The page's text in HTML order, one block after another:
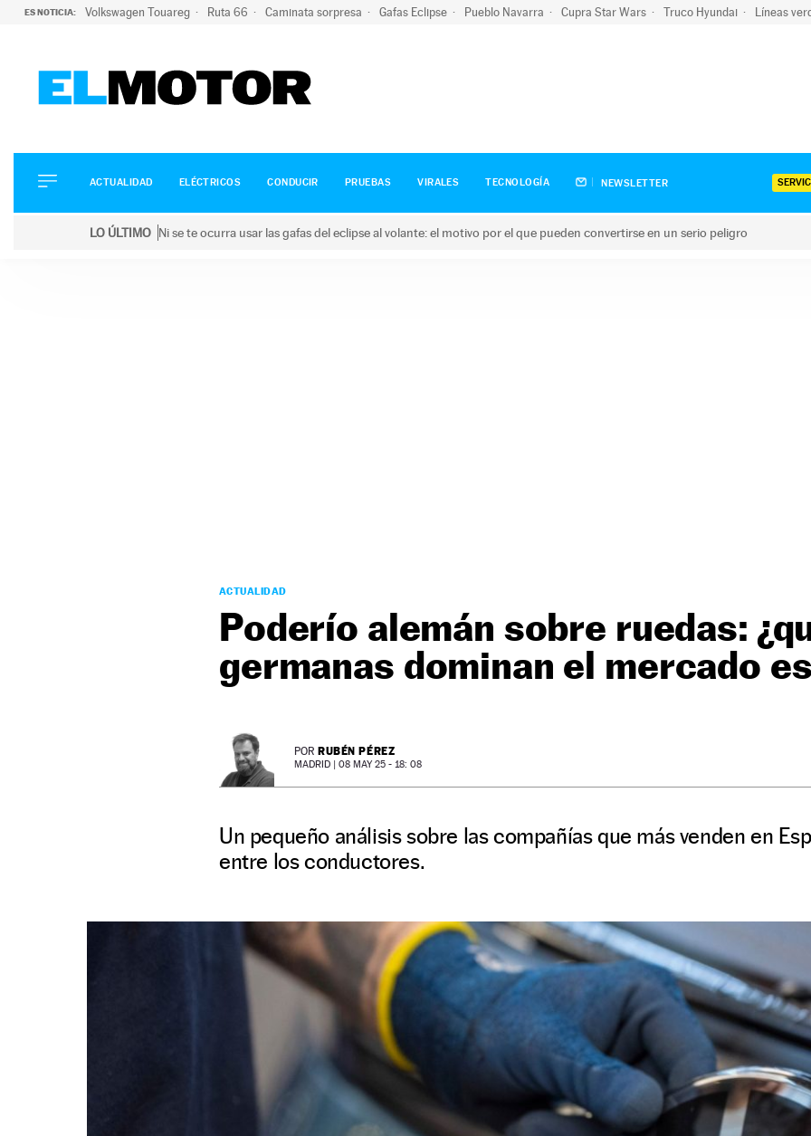
ES NOTICIA: Volkswagen Touareg Ruta 66 Caminata sorpresa Gafas Eclipse Pueblo Navarra Cupra Star Wars Truco Hyundai Líneas
ELÉCTRICOS
CONDUCIR
ACTUALIDAD ELÉCTRICOS CONDUCIR PRUEBAS VIRALES TECNOLOGÍA NEWSLETTER
LO ÚLTIMO Ni se te ocurra usar las gafas del eclipse al volante: el motivo por el que pueden convertirse en un serio peligro
ACTUALIDAD
Poderío alemán sobre ruedas:
germanas dominan el mercado
POR RUBÉN PÉREZ
MADRID | 08 MAY 25 - 18: 08
Un pequeño análisis sobre las compañías que más venden en
entre los conductores.